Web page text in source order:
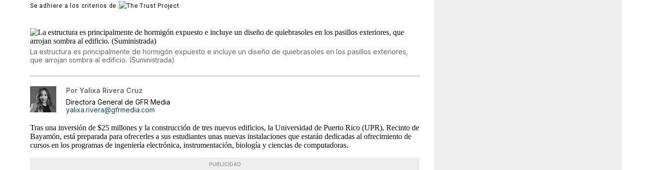
Se adhiere a los criterios de
La estructura es principalmente de hormigón expuesto e incluye un diseño de quiebrasoles en los pasillos exteriores,
que arrojan sombra al edificio. (Suministrada)
Por Yalixa Rivera Cruz
Directora General de GFR Media
yalixa.rivera@gfrmedia.com
Tras una inversión de $25 millones y la construcción de tres nuevos edificios, la Universidad de Puerto Rico (UPR), Recinto de
Bayamón, está preparada para ofrecerles a sus estudiantes unas nuevas instalaciones que estarán dedicadas al ofrecimiento de
cursos en los programas de ingeniería electrónica, instrumentación, biología y ciencias de computadoras.
PUBLICIDAD